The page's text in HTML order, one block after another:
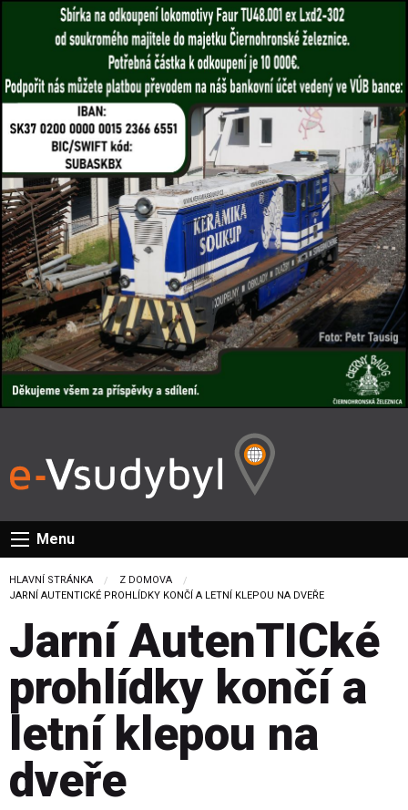
Menu
HLAVNÍ STRÁNKA
Z DOMOVA
CURRENT:
JARNÍ AUTENTICKÉ PROHLÍDKY KONČÍ A LETNÍ KLEPOU NA DVEŘE
Jarní AutenTICké
prohlídky končí a
letní klepou na
dveře